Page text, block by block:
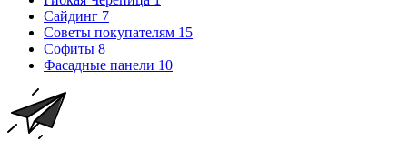
Сайдинг 7
Советы покупателям 15
Софиты 8
Фасадные панели 10